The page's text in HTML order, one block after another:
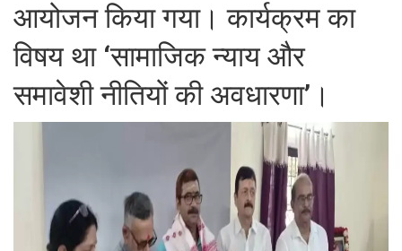
आयोजन किया गया। कार्यक्रम का
विषय था ‘सामाजिक न्याय और
समावेशी नीतियों की अवधारणा’।